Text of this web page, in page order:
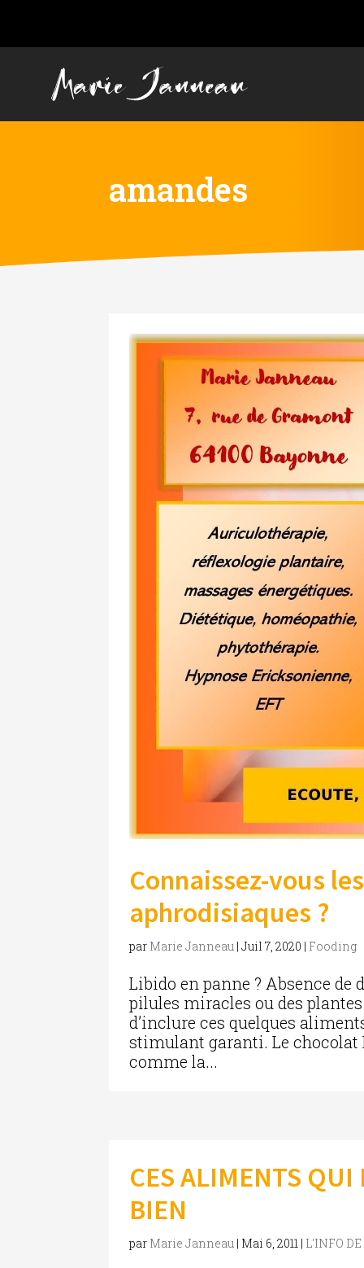
amandes
Connaissez-vous
aphrodisiaques ?
par Marie Janneau |Juil 7, 2020 | Fooding
Libido en panne ? Absence de
pilules miracles ou des
d’inclure ces quelques
stimulant garanti. Le chocolat
comme la...
CES ALIMENTS
BIEN
par Marie Janneau | Mai 6, 2011 | L'INFO